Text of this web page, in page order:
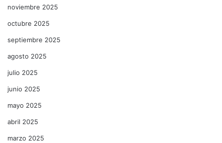
noviembre 2025
octubre 2025
septiembre 2025
agosto 2025
julio 2025
junio 2025
mayo 2025
abril 2025
marzo 2025